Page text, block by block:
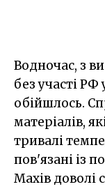
Водночас, з
без участі РФ
обійшлось.
матеріалів,
тривалі
пов'язані із
Махів доволі